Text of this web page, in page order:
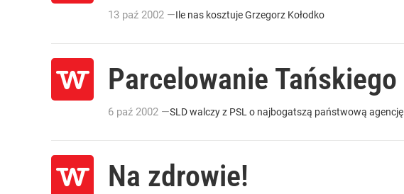
13 paź 2002 —Ile nas kosztuje Grzegorz Kołodko
Parcelowanie Tańskiego
6 paź 2002 —SLD walczy z PSL o najbogatszą państwową agencję
Na zdrowie!